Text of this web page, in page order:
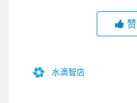
赞
水滴智店